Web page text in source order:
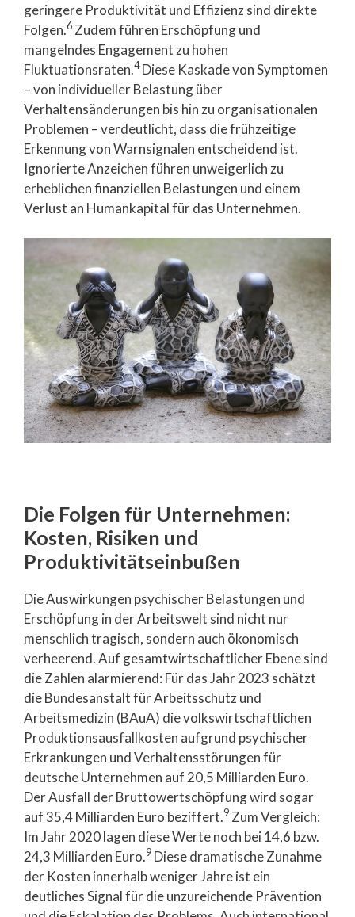
geringere Produktivität und Effizienz sind direkte
Folgen.6 Zudem führen Erschöpfung und
mangelndes Engagement zu hohen
Fluktuationsraten.4Diese Kaskade von Symptomen
– von individueller Belastung über
Verhaltensänderungen bis hin zu organisationalen
Problemen – verdeutlicht, dass die frühzeitige
Erkennung von Warnsignalen entscheidend ist.
Ignorierte Anzeichen führen unweigerlich zu
erheblichen finanziellen Belastungen und einem
Verlust an Humankapital für das Unternehmen.
Die Folgen für Unternehmen:
Kosten, Risiken und
Produktivitätseinbußen
Die Auswirkungen psychischer Belastungen und
Erschöpfung in der Arbeitswelt sind nicht nur
menschlich tragisch, sondern auch ökonomisch
verheerend. Auf gesamtwirtschaftlicher Ebene sind
die Zahlen alarmierend: Für das Jahr 2023 schätzt
die Bundesanstalt für Arbeitsschutz und
Arbeitsmedizin (BAuA) die volkswirtschaftlichen
Produktionsausfallkosten aufgrund psychischer
Erkrankungen und Verhaltensstörungen für
deutsche Unternehmen auf 20,5 Milliarden Euro.
Der Ausfall der Bruttowertschöpfung wird sogar
auf 35,4 Milliarden Euro beziffert.9 Zum Vergleich:
Im Jahr 2020 lagen diese Werte noch bei 14,6 bzw.
24,3 Milliarden Euro.9 Diese dramatische Zunahme
der Kosten innerhalb weniger Jahre ist ein
deutliches Signal für die unzureichende Prävention